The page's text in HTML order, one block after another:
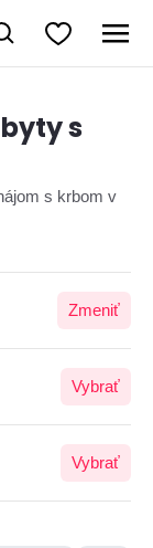
s
s krbom v
Zmeniť
Vybrať
Vybrať